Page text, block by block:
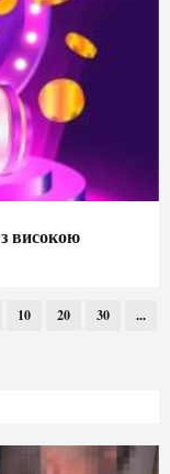
високою
10 20 30
...